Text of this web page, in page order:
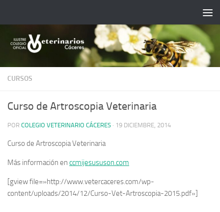
CURSOS
Curso de Artroscopia Veterinaria
POR COLEGIO VETERINARIO CÁCERES · 19 DICIEMBRE, 2014
Curso de Artroscopia Veterinaria
Más información en ccmijesususon.com
[gview file=»http://www.vetercaceres.com/wp-
content/uploads/2014/12/Curso-Vet-Artroscopia-2015.pdf»]